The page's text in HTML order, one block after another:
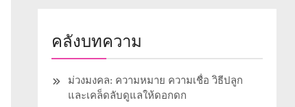
คลังบทความ
ม่วงมงคล: ความหมาย ความเชื่อ วิธีปลูก
และเคล็ดลับดูแลให้ดอกดก